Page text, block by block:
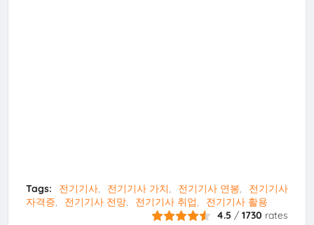
Tags: 전기기사 전기기사 가치 전기기사 연봉
전기기사
자격증
전기기사 전망 전기기사 취업
전기기사 활용
4.5 /1730 rates